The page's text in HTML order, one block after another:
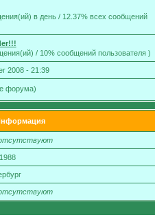
в день / 12.37% всех сообщений
/ 10% сообщений пользователя )
2008 - 21:39
форума)